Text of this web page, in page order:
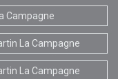
Campagne
La Campagne
La Campagne